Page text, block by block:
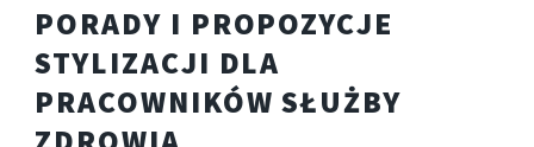
PORADY I PROPOZYCJE
STYLIZACJI DLA
PRACOWNIKÓW SŁUŻBY